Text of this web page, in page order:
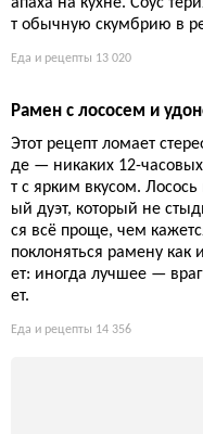
Донбури с
жина, который
Думаете, готовить рыбу
ет обратное: минимум
т обычную скумбрию в